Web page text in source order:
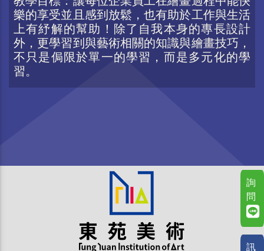
樂的享受並且感到放鬆，也有助於工作與生活
上有紓解的幫助！除了自我本身的專長設計
外，更學習到與藝術相關的知識與繪畫技巧，
不只是侷限於單一的學習，而是多元化的學
習。
詢
問
訊